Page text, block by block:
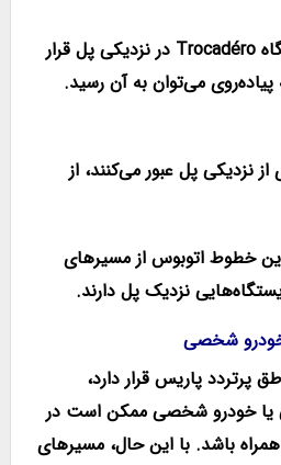
Trocadéro در نزدیکی پل قرار
پیاده‌روی می‌توان به آن رسید.
نزدیکی پل عبور می‌کنند، از
خطوط اتوبوس از مسیرهای
نزدیک پل دارند.
پرتردد پاریس قرار دارد،
یا خودرو شخصی ممکن است در
باشد. با این حال، مسیرهای